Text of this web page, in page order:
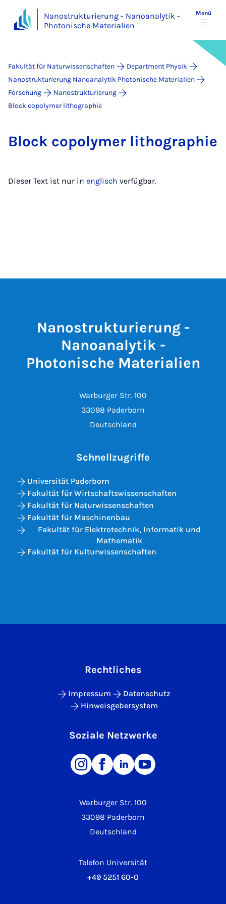
Nanostrukturierung - Nanoanalytik -
Photonische Materialien
Menü
Fakultät für Naturwissenschaften
Department Physik
Nanostrukturierung Nanoanalytik Photonische Materialien
Forschung
Nanostrukturierung
Block copolymer lithographie
Block co­p­o­ly­mer li­tho­gra­phie
Dieser Text ist nur in englisch verfügbar.
Nanostrukturierung -
Nanoanalytik -
Photonische Materialien
Warburger Str. 100
33098 Paderborn
Deutschland
Schnellzugriffe
Universität Paderborn
Fakultät für Wirtschaftswissenschaften
Fakultät für Naturwissenschaften
Fakultät für Maschinenbau
Fakultät für Elektrotechnik, Informatik und
Mathematik
Fakultät für Kulturwissenschaften
Warburger Str. 100
33098 Paderborn
Deutschland
Telefon Universität
+49 5251 60-0
Rechtliches
Impressum
Datenschutz
Hinweisgebersystem
Soziale Netzwerke